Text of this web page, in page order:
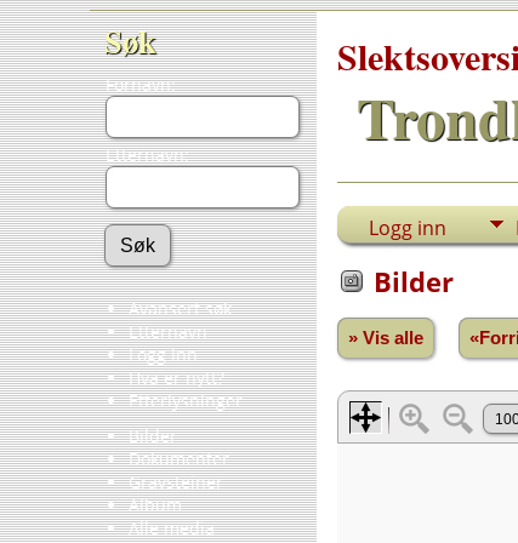
Søk
Fornavn:
Etternavn:
Avansert søk
Etternavn
Logg inn
Hva er nytt?
Etterlysninger
Bilder
Dokumenter
Gravsteiner
Album
Alle media
Logg inn
Bilder
» Vis alle